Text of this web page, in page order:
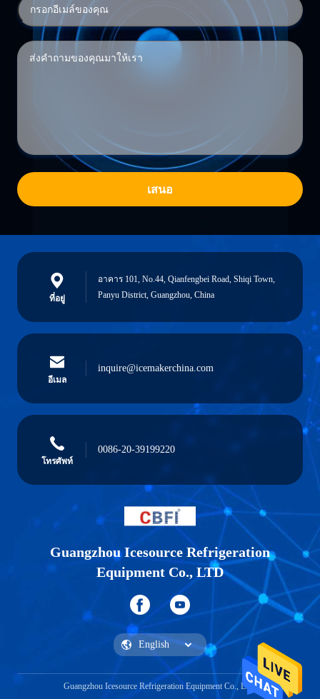
เสนอ
ที่อยู่
อาคาร 101, No.44, Qianfengbei Road, Shiqi Town,
Panyu District, Guangzhou, China
อีเมล
inquire@icemakerchina.com
โทรศัพท์
0086-20-39199220
Guangzhou Icesource Refrigeration
Equipment Co., LTD
Guangzhou Icesource Refrigeration Equipment Co., LTD